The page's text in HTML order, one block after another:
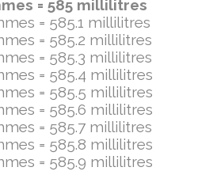
= 585 millilitres
= 585.1 millilitres
= 585.2 millilitres
= 585.3 millilitres
= 585.4 millilitres
= 585.5 millilitres
= 585.6 millilitres
= 585.7 millilitres
= 585.8 millilitres
= 585.9 millilitres